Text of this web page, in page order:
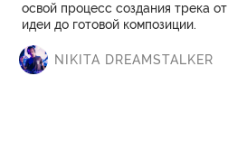
освой процесс создания трека от
идеи до готовой композиции.
NIKITA DREAMSTALKER